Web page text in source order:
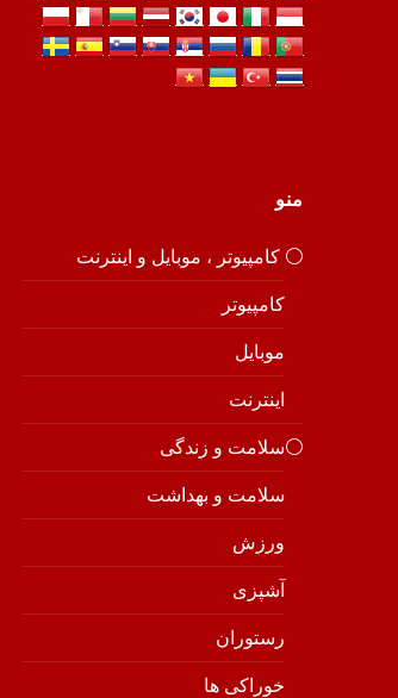
منو
⚪️ کامپیوتر ، موبایل و اینترنت
کامپیوتر
موبایل
اینترنت
⚪️سلامت و زندگی
سلامت و بهداشت
ورزش
آشپزی
رستوران
خوراکی ها